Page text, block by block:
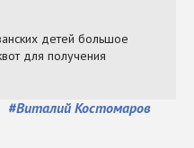
#Виталий Костомаров